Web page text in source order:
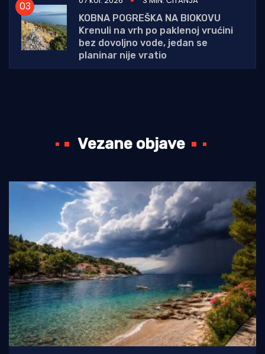
KOBNA POGREŠKA NA BIOKOVU
Krenuli na vrh po paklenoj vrućini
bez dovoljno vode, jedan se
planinar nije vratio
Vezane objave